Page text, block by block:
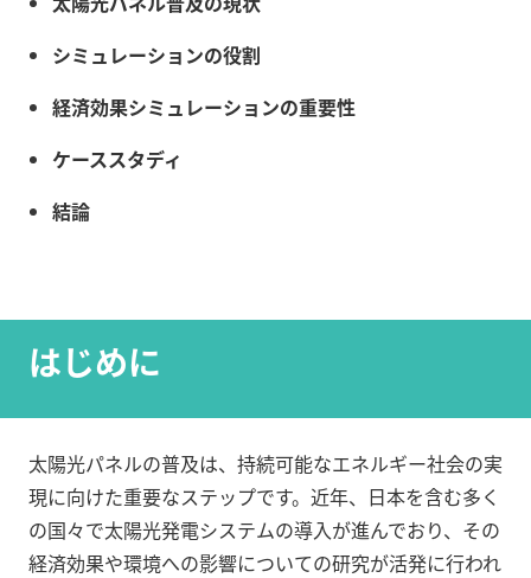
シミュレーションの役割
経済効果シミュレーションの重要性
ケーススタディ
結論
はじめに
太陽光パネルの普及は、持続可能なエネルギー社会の実
現に向けた重要なステップです。近年、日本を含む多く
の国々で太陽光発電システムの導入が進んでおり、その
経済効果や環境への影響についての研究が活発に行われ